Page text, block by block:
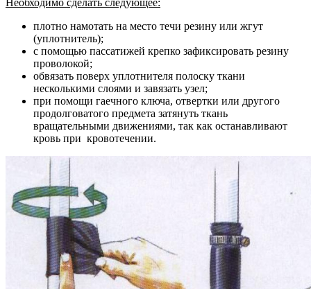
плотно намотать на место течи резину или жгут
(уплотнитель);
с помощью пассатижей крепко зафиксировать резину
проволокой;
обвязать поверх уплотнителя полоску ткани
несколькими слоями и завязать узел;
при помощи гаечного ключа, отвертки или другого
продолговатого предмета затянуть ткань
вращательными движениями, так как останавливают
кровь при кровотечении.